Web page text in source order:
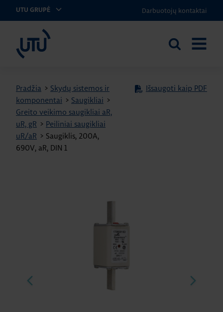
UTU GRUPĖ Darbuotojų kontaktai
UTU Lithuania
Ieškoti
Pradžia > Skydų sistemos ir
komponentai > Saugikliai >
Greito veikimo saugikliai aR,
uR, gR > Peiliniai saugikliai
uR/aR > Saugiklis, 200A,
690V, aR, DIN 1
Išsaugoti kaip PDF